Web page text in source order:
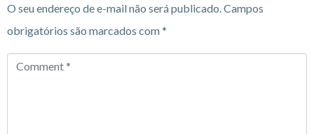
O seu endereço de e-mail não será publicado.Campos
obrigatórios são marcados com*
Comment